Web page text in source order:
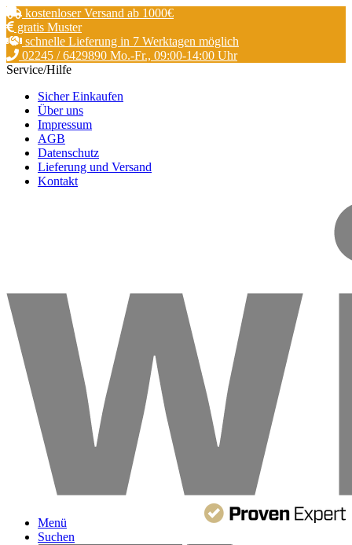
kostenloser Versand ab 1000€
gratis Muster
schnelle Lieferung in 7 Werktagen möglich
02245 / 6429890 Mo.-Fr., 09:00-14:00 Uhr
Service/Hilfe
Sicher Einkaufen
Über uns
Impressum
AGB
Datenschutz
Lieferung und Versand
Kontakt
Menü
Suchen